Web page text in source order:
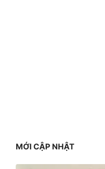
MỚI CẬP NHẬT